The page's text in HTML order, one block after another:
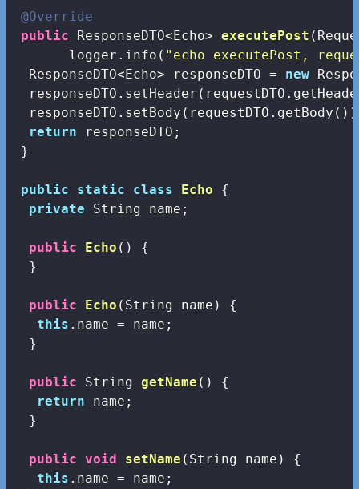
@Override
public ResponseDTO<Echo> executePost
       logger.info(
"echo executePost,
  ResponseDTO<Echo> responseDTO =
new
return responseDTO;
}
public static class Echo
{
private String name;
public Echo ()
{
  }
public Echo (String name)
{
this .name = name;
  }
public String getName ()
{
return name;
  }
public void setName (String name)
{
this .name = name;